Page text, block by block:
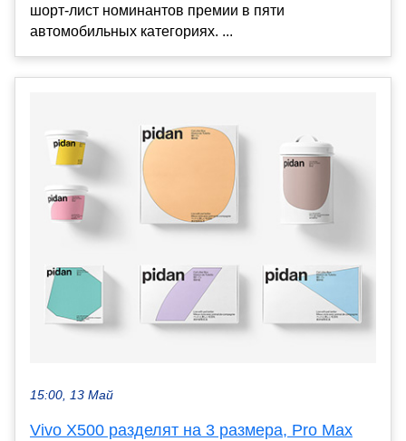
шорт-лист номинантов премии в пяти
автомобильных категориях. ...
15:00, 13 Май
Vivo X500 разделят на 3 размера, Pro Max